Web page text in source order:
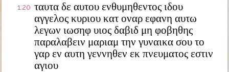
1:20 ταυτα δε αυτου ενθυμηθεντος ιδου
αγγελος κυριου κατ οναρ εφανη αυτω
λεγων ιωσηφ υιος δαβιδ μη φοβηθης
παραλαβειν μαριαμ την γυναικα σου το
γαρ εν αυτη γεννηθεν εκ πνευματος εστιν
αγιου